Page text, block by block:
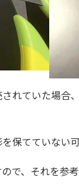
れていた場合
保てていない
で、それを参